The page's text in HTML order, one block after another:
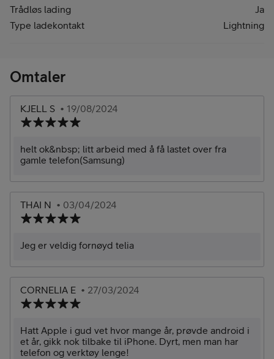
Trådløs lading
Ja
Type ladekontakt
Lightning
Omtaler
KJELL S • 19/08/2024
helt ok&nbsp; litt arbeid med å få lastet over fra
gamle telefon(Samsung)
THAI N • 03/04/2024
Jeg er veldig fornøyd telia
CORNELIA E • 27/03/2024
Hatt Apple i gud vet hvor mange år, prøvde android i
et år, gikk nok tilbake til iPhone. Dyrt, men man har
telefon og verktøy lenge!